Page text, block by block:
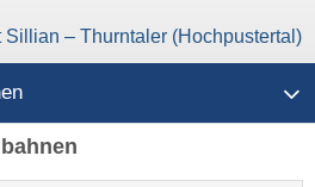
Sillian – Thurntaler (Hochpustertal)